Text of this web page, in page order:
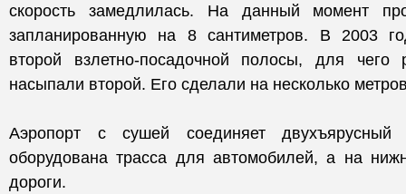
скорость замедлилась. На данный момент
запланированную на 8 сантиметров. В 2003
второй взлетно-посадочной полосы, для
насыпали второй. Его сделали на несколько
Аэропорт с сушей соединяет
оборудована трасса для автомобилей, а на
дороги.